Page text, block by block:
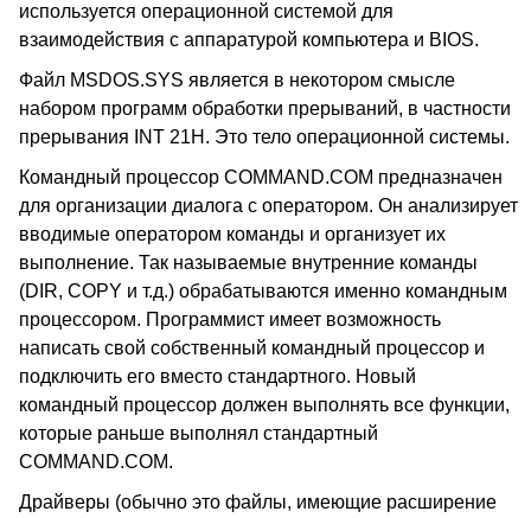
используется операционной системой для
взаимодействия с аппаратурой компьютера и BIOS.
Файл MSDOS.SYS является в некотором смысле
набором программ обработки прерываний, в частности
прерывания INT 21H. Это тело операционной системы.
Командный процессор COMMAND.COM предназначен
для организации диалога с оператором. Он анализирует
вводимые оператором команды и организует их
выполнение. Так называемые внутренние команды
(DIR, COPY и т.д.) обрабатываются именно командным
процессором. Программист имеет возможность
написать свой собственный командный процессор и
подключить его вместо стандартного. Новый
командный процессор должен выполнять все функции,
которые раньше выполнял стандартный
COMMAND.COM.
Драйверы (обычно это файлы, имеющие расширение